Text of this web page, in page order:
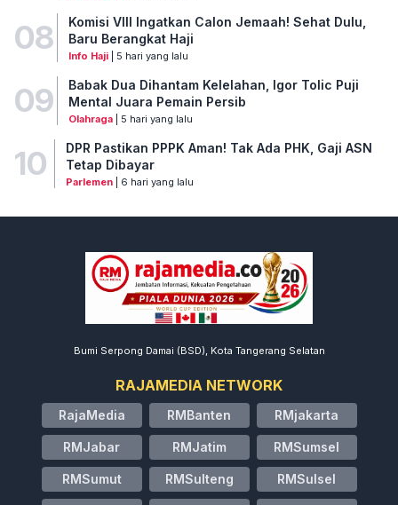
08
Komisi VIII Ingatkan Calon Jemaah! Sehat Dulu,
Baru Berangkat Haji
Info Haji| 5 hari yang lalu
09
Babak Dua Dihantam Kelelahan, Igor Tolic Puji
Mental Juara Pemain Persib
Olahraga| 5 hari yang lalu
10
DPR Pastikan PPPK Aman! Tak Ada PHK, Gaji ASN
Tetap Dibayar
Parlemen| 6 hari yang lalu
Bumi Serpong Damai (BSD), Kota Tangerang Selatan
RAJAMEDIA NETWORK
RajaMedia RMBanten RMjakarta
RMJabar RMJatim RMSumsel
RMSumut RMSulteng RMSulsel